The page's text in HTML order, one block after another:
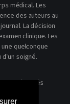
médical. Les
des auteurs au
La décision
clinique. Les
quelconque
soigné.
réservés